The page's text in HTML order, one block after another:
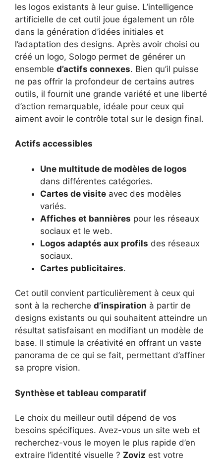
les logos existants à leur guise. L’intelligence
artificielle de cet outil joue également un rôle
dans la génération d’idées initiales et
l’adaptation des designs. Après avoir choisi ou
créé un logo, Sologo permet de générer un
ensemble d’actifs connexes. Bien qu’il puisse
ne pas offrir la profondeur de certains autres
outils, il fournit une grande variété et une liberté
d’action remarquable, idéale pour ceux qui
aiment avoir le contrôle total sur le design final.
Actifs accessibles
Une multitude de modèles de logos
dans différentes catégories.
Cartes de visite avec des modèles
variés.
Affiches et bannières pour les réseaux
sociaux et le web.
Logos adaptés aux profils des réseaux
sociaux.
Cartes publicitaires.
Cet outil convient particulièrement à ceux qui
sont à la recherche d’inspiration à partir de
designs existants ou qui souhaitent atteindre un
résultat satisfaisant en modifiant un modèle de
base. Il stimule la créativité en offrant un vaste
panorama de ce qui se fait, permettant d’affiner
sa propre vision.
Synthèse et tableau comparatif
Le choix du meilleur outil dépend de vos
besoins spécifiques. Avez-vous un site web et
recherchez-vous le moyen le plus rapide d’en
extraire l’identité visuelle ? Zoviz est votre